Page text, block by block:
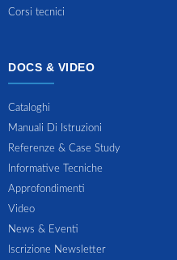
Corsi tecnici
DOCS & VIDEO
Cataloghi
Manuali Di Istruzioni
Referenze & Case Study
Informative Tecniche
Approfondimenti
Video
News & Eventi
Iscrizione Newsletter